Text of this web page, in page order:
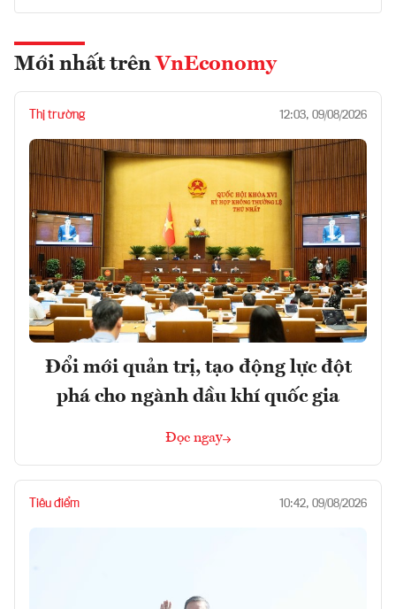
Mới nhất trên VnEconomy
Thị trường 12:03, 09/08/2026
Đổi mới quản trị, tạo động lực đột
phá cho ngành dầu khí quốc gia
Đọc ngay
Tiêu điểm 10:42, 09/08/2026